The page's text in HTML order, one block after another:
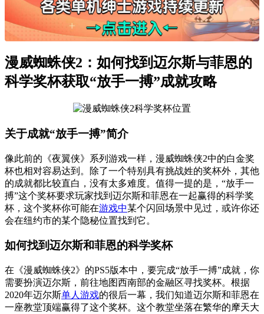
漫威蜘蛛侠2：如何找到迈尔斯与菲恩的
科学奖杯获取“放手一搏”成就攻略
关于成就“放手一搏”简介
像此前的《夜翼侠》系列游戏一样，漫威蜘蛛侠2中的白金奖
杯也相对容易达到。除了一个特别具有挑战姓的奖杯外，其他
的成就都比较直白，没有太多难度。值得一提的是，“放手一
搏”这个奖杯要求玩家找到迈尔斯和菲恩在一起赢得的科学奖
杯，这个奖杯你可能在游戏中某个闪回场景中见过，或许你还
会在纽约市的某个隐秘位置找到它。
如何找到迈尔斯和菲恩的科学奖杯
在《漫威蜘蛛侠2》的PS5版本中，要完成“放手一搏”成就，你
需要扮演迈尔斯，前往地图西南部的金融区寻找奖杯。根据
2020年迈尔斯单人游戏的很后一幕，我们知道迈尔斯和菲恩在
一座教堂顶端赢得了这个奖杯。这个教堂坐落在繁华的摩天大